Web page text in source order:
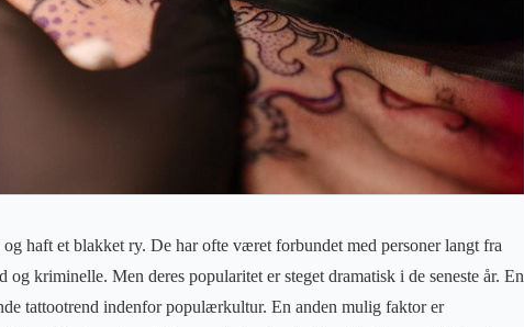
haft et blakket ry. De har ofte været forbundet med personer langt fra
og kriminelle. Men deres popularitet er steget dramatisk i de seneste år. En
tattootrend indenfor populærkultur. En anden mulig faktor er